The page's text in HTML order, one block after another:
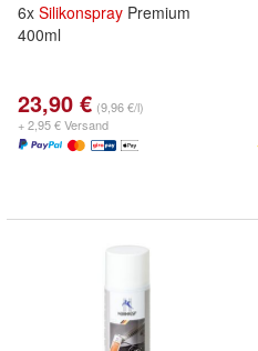
6x Silikonspray Premium
400ml
23,90 € (9,96 €/l)
+ 2,95 € Versand